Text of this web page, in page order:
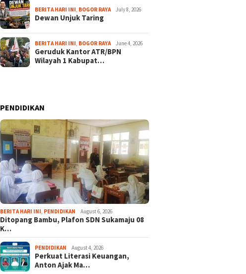
BERITA HARI INI BOGOR RAYA July 8, 2026
Dewan Unjuk Taring
BERITA HARI INI BOGOR RAYA June 4, 2026
Geruduk Kantor ATR/BPN
Wilayah 1 Kabupat…
PENDIDIKAN
BERITA HARI INI PENDIDIKAN August 6, 2026
Ditopang Bambu, Plafon SDN Sukamaju 08
K…
PENDIDIKAN August 4, 2026
Perkuat Literasi Keuangan,
Anton Ajak Ma…